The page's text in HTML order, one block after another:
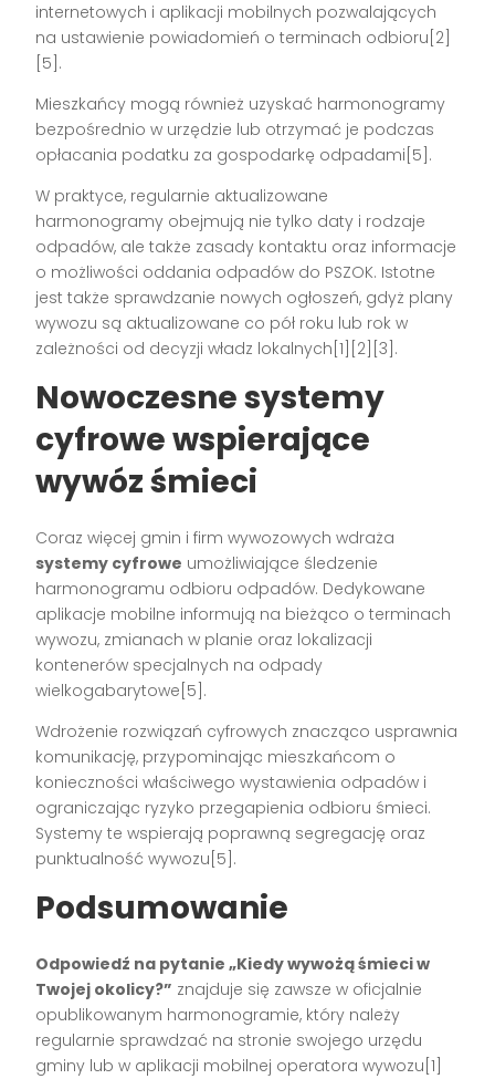
internetowych i aplikacji mobilnych pozwalających
na ustawienie powiadomień o terminach odbioru[2]
[5].
Mieszkańcy mogą również uzyskać harmonogramy
bezpośrednio w urzędzie lub otrzymać je podczas
opłacania podatku za gospodarkę odpadami[5].
W praktyce, regularnie aktualizowane
harmonogramy obejmują nie tylko daty i rodzaje
odpadów, ale także zasady kontaktu oraz informacje
o możliwości oddania odpadów do PSZOK. Istotne
jest także sprawdzanie nowych ogłoszeń, gdyż plany
wywozu są aktualizowane co pół roku lub rok w
zależności od decyzji władz lokalnych[1][2][3].
Nowoczesne systemy
cyfrowe wspierające
wywóz śmieci
Coraz więcej gmin i firm wywozowych wdraża
systemy cyfrowe umożliwiające śledzenie
harmonogramu odbioru odpadów. Dedykowane
aplikacje mobilne informują na bieżąco o terminach
wywozu, zmianach w planie oraz lokalizacji
kontenerów specjalnych na odpady
wielkogabarytowe[5].
Wdrożenie rozwiązań cyfrowych znacząco usprawnia
komunikację, przypominając mieszkańcom o
konieczności właściwego wystawienia odpadów i
ograniczając ryzyko przegapienia odbioru śmieci.
Systemy te wspierają poprawną segregację oraz
punktualność wywozu[5].
Podsumowanie
Odpowiedź na pytanie „Kiedy wywożą śmieci w
Twojej okolicy?” znajduje się zawsze w oficjalnie
opublikowanym harmonogramie, który należy
regularnie sprawdzać na stronie swojego urzędu
gminy lub w aplikacji mobilnej operatora wywozu[1]